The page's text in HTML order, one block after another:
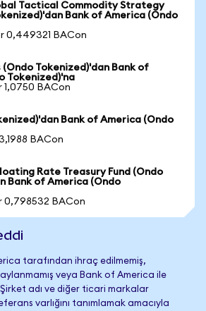
Tactical Commodity Strategy
Bank of America (Ondo
0,449321 BACon
(Ondo Tokenized)'dan Bank of
Tokenized)'na
1,0750 BACon
Bank of America (Ondo
BACon
Rate Treasury Fund (Ondo
Bank of America (Ondo
0,798532 BACon
tarafından ihraç edilmemiş,
veya Bank of America ile
adı ve diğer ticari markalar
varlığını tanımlamak amacıyla